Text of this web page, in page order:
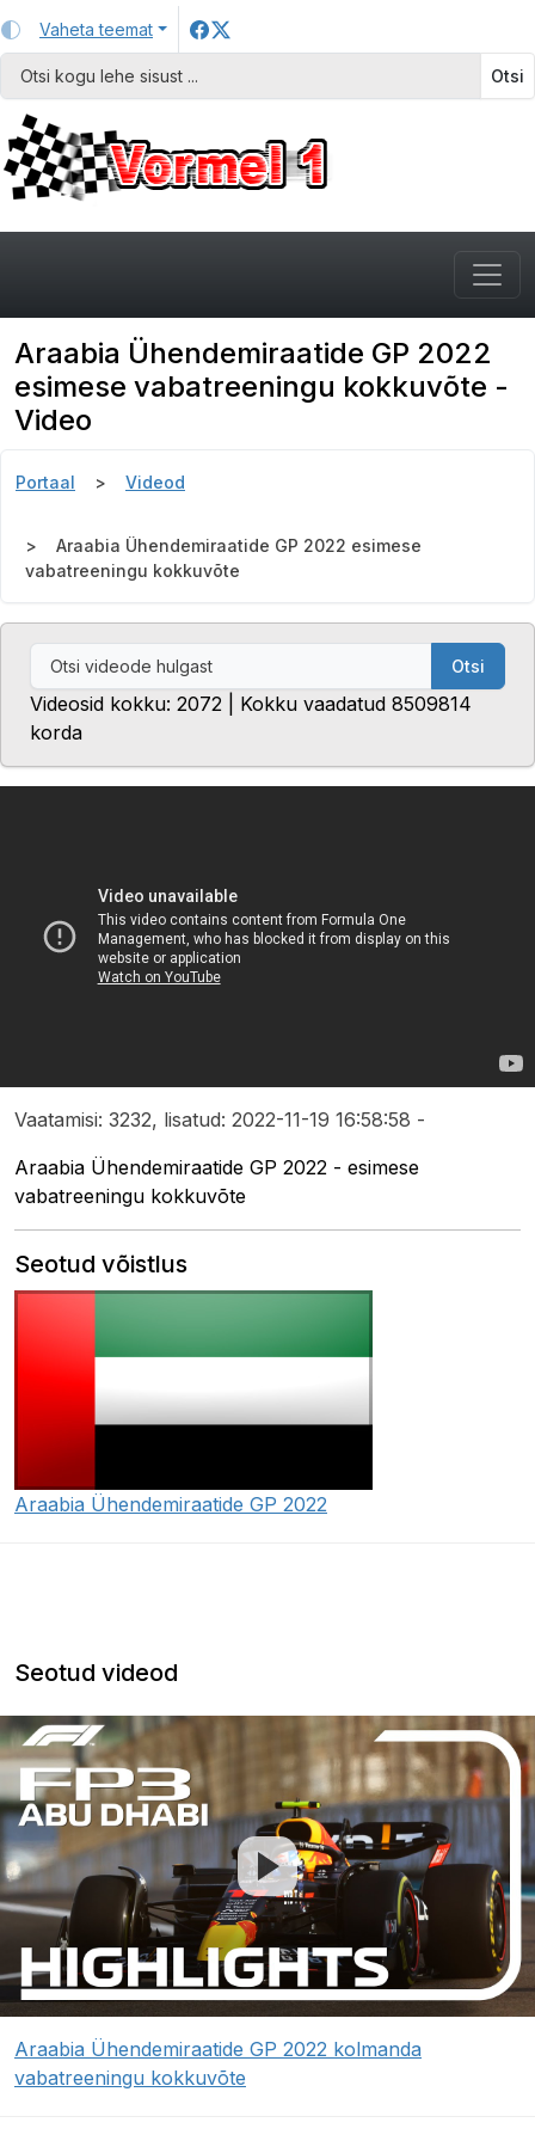
Vaheta teemat
Otsi
Araabia Ühendemiraatide GP 2022
esimese vabatreeningu kokkuvõte -
Video
Portaal Videod
Araabia Ühendemiraatide GP 2022 esimese
vabatreeningu kokkuvõte
Otsi
Videosid kokku: 2072 | Kokku vaadatud 8509814
korda
Vaatamisi: 3232, lisatud: 2022-11-19 16:58:58 -
Araabia Ühendemiraatide GP 2022 - esimese
vabatreeningu kokkuvõte
Seotud võistlus
Araabia Ühendemiraatide GP 2022
Seotud videod
Araabia Ühendemiraatide GP 2022 kolmanda
vabatreeningu kokkuvõte